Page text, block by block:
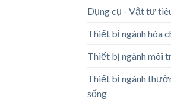
Dụng cụ - Vật tư
Thiết bị ngành hóa
Thiết bị ngành môi
Thiết bị ngành
sống